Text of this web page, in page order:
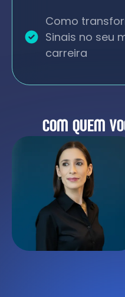
Como
Sinais no seu
carreira
COM QUEM